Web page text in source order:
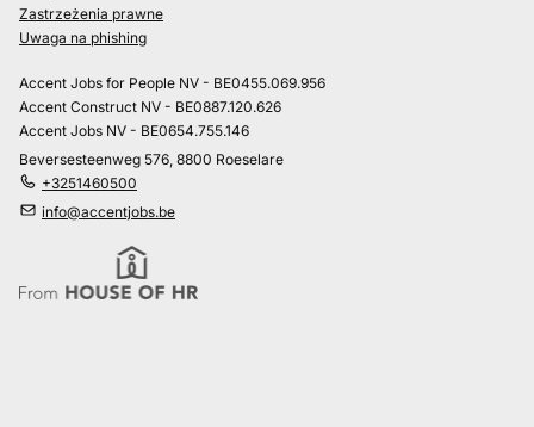
Zastrzeżenia prawne
Uwaga na phishing
Accent Jobs for People NV - BE0455.069.956
Accent Construct NV - BE0887.120.626
Accent Jobs NV - BE0654.755.146
Beversesteenweg 576, 8800 Roeselare
+3251460500
info@accentjobs.be